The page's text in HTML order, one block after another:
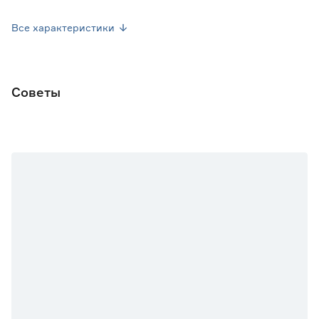
Все характеристики
Советы